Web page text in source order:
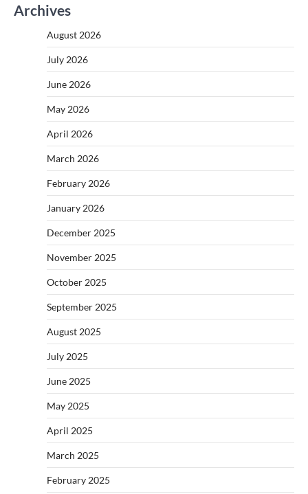
Archives
August 2026
July 2026
June 2026
May 2026
April 2026
March 2026
February 2026
January 2026
December 2025
November 2025
October 2025
September 2025
August 2025
July 2025
June 2025
May 2025
April 2025
March 2025
February 2025